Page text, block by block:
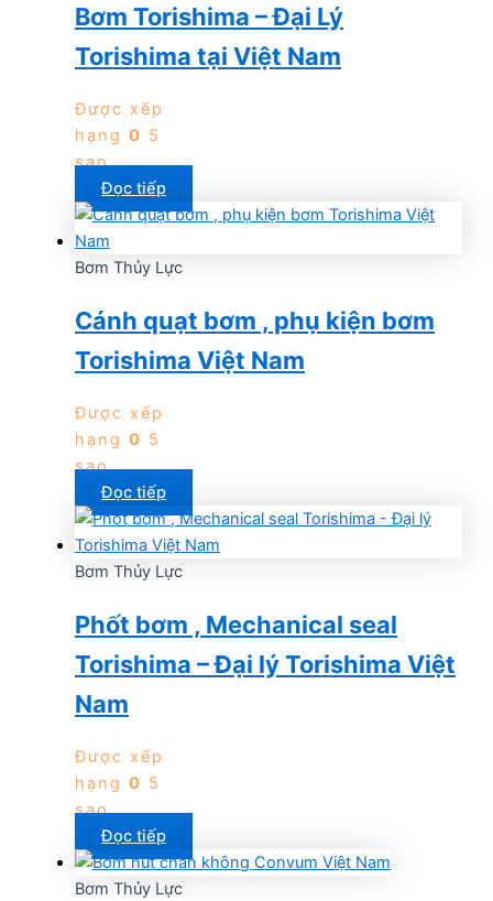
Bơm Torishima – Đại Lý
Torishima tại Việt Nam
Được xếp
hạng 0 5
sao
Đọc tiếp
Bơm Thủy Lực
Cánh quạt bơm , phụ kiện bơm
Torishima Việt Nam
Được xếp
hạng 0 5
sao
Đọc tiếp
Bơm Thủy Lực
Phốt bơm , Mechanical seal
Torishima – Đại lý Torishima Việt
Nam
Được xếp
hạng 0 5
sao
Đọc tiếp
Bơm Thủy Lực